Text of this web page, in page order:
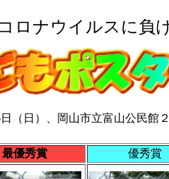
最優秀賞 優秀賞
コロナウイルスに負
（日）、岡山市立富山公民館